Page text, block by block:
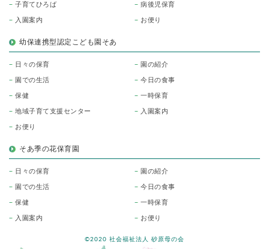
子育てひろば 病後児保育
入園案内 お便り
幼保連携型認定こども園そあ
日々の保育 園の紹介
園での生活 今日の食事
保健 一時保育
地域子育て支援センター 入園案内
お便り
そあ季の花保育園
日々の保育 園の紹介
園での生活 今日の食事
保健 一時保育
入園案内 お便り
©2020 社会福祉法人 砂原母の会